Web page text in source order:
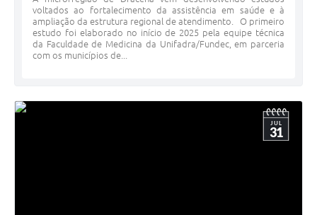
voltados ao fortalecimento da assistência em saúde e à
ampliação da estrutura regional de atendimento. O primeiro
estudo foi elaborado no início de 2025 pela equipe técnica
da Faculdade de Medicina da Unifadra/Fundec, em parceria
com os municípios de...
JUL
31